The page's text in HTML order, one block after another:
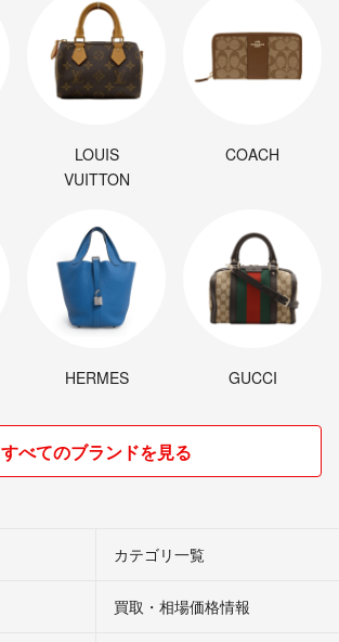
LOUIS
VUITTON
COACH
HERMES GUCCI
すべてのブランドを見る
カテゴリ一覧
買取・相場価格情報